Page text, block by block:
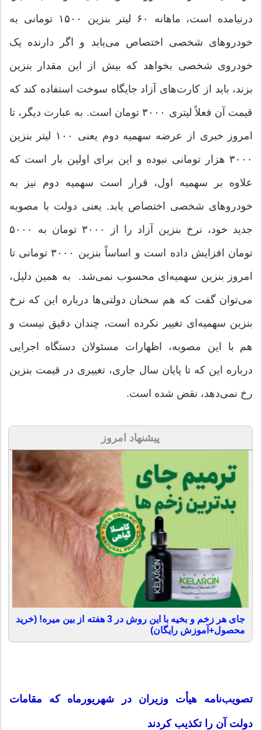
درنیامده است، ماهانه ۶۰ لیتر بنزین ۱۵۰۰ تومانی به
خودروهای شخصی اختصاص می‌یابد و اگر دارنده یک
خودروی شخصی بخواهد که بیش از این مقدار بنزین
بزند، باید از کارت‌های آزاد جایگاه سوخت استفاده کند که
قیمت آن فعلاً لیتری ۳۰۰۰ تومان است. به عبارت دیگر، تا
امروز خبری از عرضه سهمیه دوم یعنی ۱۰۰ لیتر بنزین
۳۰۰۰ هزار تومانی نبوده و این برای اولین بار است که
علاوه بر سهمیه اول، قرار است سهمیه دوم نیز به
خودروهای شخصی اختصاص یابد. یعنی دولت با مصوبه
جدید خود، نرخ بنزین آزاد را از ۳۰۰۰ تومان به ۵۰۰۰
تومان افزایش داده است و اساساً بنزین ۳۰۰۰ تومانی تا
امروز بنزین سهمیه‌ای محسوب نمی‌شد. به همین دلیل،
می‌توان گفت که هم سخنان دولتی‌ها درباره این که نرخ
بنزین سهمیه‌ای تغییر نکرده است، چندان دقیق نیست و
هم با این مصوبه، اظهارات مسئولان دستگاه اجرایی
درباره این که تا پایان سال جاری، تغییری در قیمت بنزین
رخ نمی‌دهد، نقض شده است.
پیشنهاد امروز
جای هر زخم و بخیه با این روش در 3 هفته از بین میره! (خرید
محصول+آموزش رایگان)
تصویب‌نامه هیأت وزیران در شهریورماه که مقامات
دولت آن را تکذیب کردند